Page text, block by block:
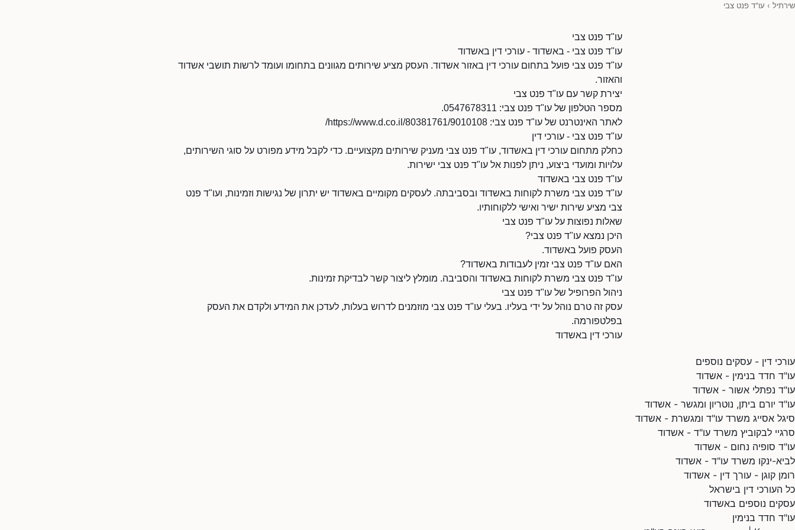
שירתיל › עו"ד פנט צבי
עו"ד פנט צבי
עו"ד פנט צבי - באשדוד - עורכי דין באשדוד
עו"ד פנט צבי פועל בתחום עורכי דין באזור אשדוד. העסק מציע שירותים מגוונים בתחומו ועומד לרשות תושבי אשדוד
והאזור.
יצירת קשר עם עו"ד פנט צבי
מספר הטלפון של עו"ד פנט צבי: 0547678311.
לאתר האינטרנט של עו"ד פנט צבי: https://www.d.co.il/80381761/9010108/
עו"ד פנט צבי - עורכי דין
כחלק מתחום עורכי דין באשדוד, עו"ד פנט צבי מעניק שירותים מקצועיים. כדי לקבל מידע מפורט על סוגי השירותים,
עלויות ומועדי ביצוע, ניתן לפנות אל עו"ד פנט צבי ישירות.
עו"ד פנט צבי באשדוד
עו"ד פנט צבי משרת לקוחות באשדוד ובסביבתה. לעסקים מקומיים באשדוד יש יתרון של נגישות וזמינות, ועו"ד פנט
צבי מציע שירות ישיר ואישי ללקוחותיו.
שאלות נפוצות על עו"ד פנט צבי
היכן נמצא עו"ד פנט צבי?
העסק פועל באשדוד.
האם עו"ד פנט צבי זמין לעבודות באשדוד?
עו"ד פנט צבי משרת לקוחות באשדוד והסביבה. מומלץ ליצור קשר לבדיקת זמינות.
ניהול הפרופיל של עו"ד פנט צבי
עסק זה טרם נוהל על ידי בעליו. בעלי עו"ד פנט צבי מוזמנים לדרוש בעלות, לעדכן את המידע ולקדם את העסק
בפלטפורמה.
עורכי דין באשדוד
עורכי דין - עסקים נוספים
עו"ד חדד בנימין - אשדוד
עו"ד נפתלי אשור - אשדוד
עו"ד יורם ביתן, נוטריון ומגשר - אשדוד
סיגל אסייג משרד עו"ד ומגשרת - אשדוד
סרגיי לבקוביץ משרד עו"ד - אשדוד
עו"ד סופיה נחום - אשדוד
לביא-ינקו משרד עו"ד - אשדוד
רומן קוגן - עורך דין - אשדוד
כל העורכי דין בישראל
עסקים נוספים באשדוד
עו"ד חדד בנימין